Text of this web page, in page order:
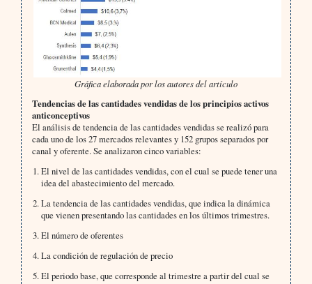
Gráfica elaborada por los autores del artículo
Tendencias de las cantidades vendidas de los principios activos
anticonceptivos
El análisis de tendencia de las cantidades vendidas se realizó para
cada uno de los 27 mercados relevantes y 152 grupos separados por
canal y oferente. Se analizaron cinco variables:
El nivel de las cantidades vendidas, con el cual se puede tener una
idea del abastecimiento del mercado.
La tendencia de las cantidades vendidas, que indica la dinámica
que vienen presentando las cantidades en los últimos trimestres.
El número de oferentes
La condición de regulación de precio
El periodo base, que corresponde al trimestre a partir del cual se